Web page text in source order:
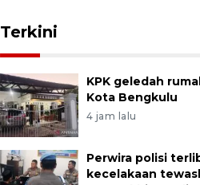
Terkini
KPK geledah
Kota Bengkulu
4 jam lalu
Perwira polisi
kecelakaan